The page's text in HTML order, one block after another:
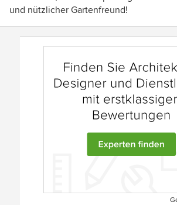
und nützlicher Gartenfreund!